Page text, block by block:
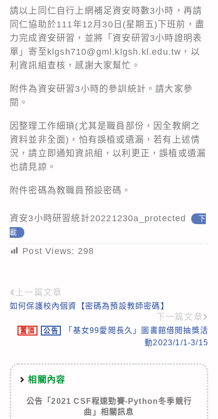
請以上同仁自行上網補足資安時數3小時，再請
同仁協助於111年12月30日(星期五)下班前，盡
力完成資安研習，並將「資安研習3小時證明表
單」寄至klgsh710@gml.klgsh.kl.edu.tw，以
利資訊組查核，感謝大家幫忙。
附件為資安研習3小時的參訓統計。請大家參
閱。
因整理工作細瑣(尤其是職員部份，因全教網之
資料並非全面)，怕有誤植或遺漏，若有上述情
況，請立即通知資訊組，以利更正，誤植或遺漏
也請見諒。
附件密碼為教職員預設密碼。
資安3小時研習統計20221230a_protected
下
載
Post Views: 298
Read
more
articles
上一篇文章
如何保護校內個資【密碼為預設教師密碼】
下一篇文章
置頂 公告
「基女99愛閲長久」圖書館借閲抽獎活
動2023/1/1-3/15
相關內容
公告「2021 CSF程速勁賽-Python冬季競行
曲」相關訊息